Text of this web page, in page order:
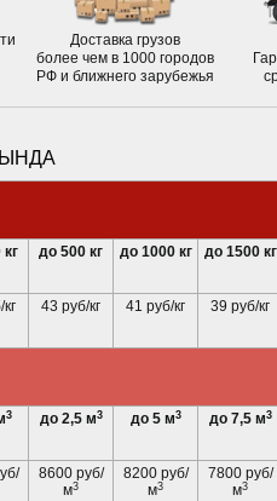
Доставка грузов
более чем в 1000 городов
РФ и ближнего зарубежья
до 500 кг до 1000 кг до 1500 кг
43 руб/кг 41 руб/кг 39 руб/кг
3 до 2,5 м3 до 5 м3 до 7,5 м3
8600 руб/
м3
8200 руб/
м3
7800 руб/
м3